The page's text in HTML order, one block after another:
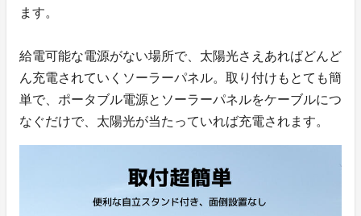
ます。
給電可能な電源がない場所で、太陽光さえあればどんど
ん充電されていくソーラーパネル。取り付けもとても簡
単で、ポータブル電源とソーラーパネルをケーブルにつ
なぐだけで、太陽光が当たっていれば充電されます。